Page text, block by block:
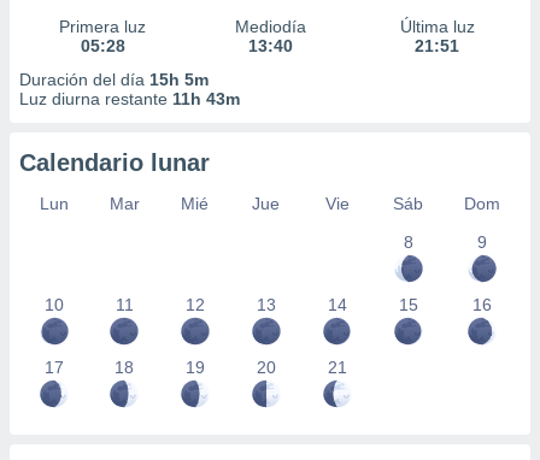
Primera luz
05:28
Mediodía
13:40
Última luz
21:51
Duración del día 15h 5m
Luz diurna restante 11h 43m
Calendario lunar
Lun Mar Mié Jue Vie Sáb
Dom
8
9
10 11 12 13 14 15 16
17 18 19 20 21